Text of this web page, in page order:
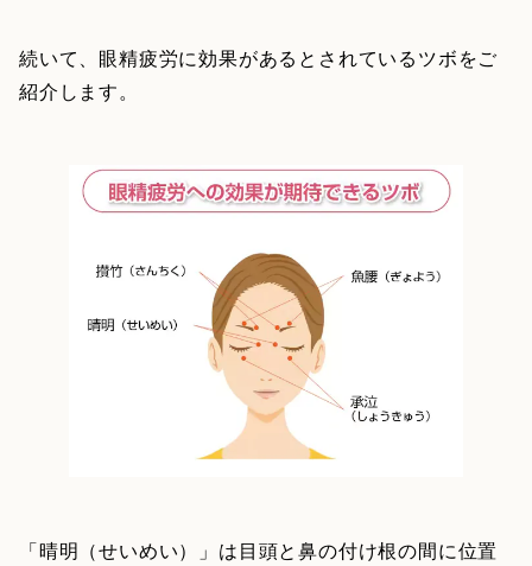
続いて、眼精疲労に効果があるとされているツボをご
紹介します。
「晴明（せいめい）」は目頭と鼻の付け根の間に位置